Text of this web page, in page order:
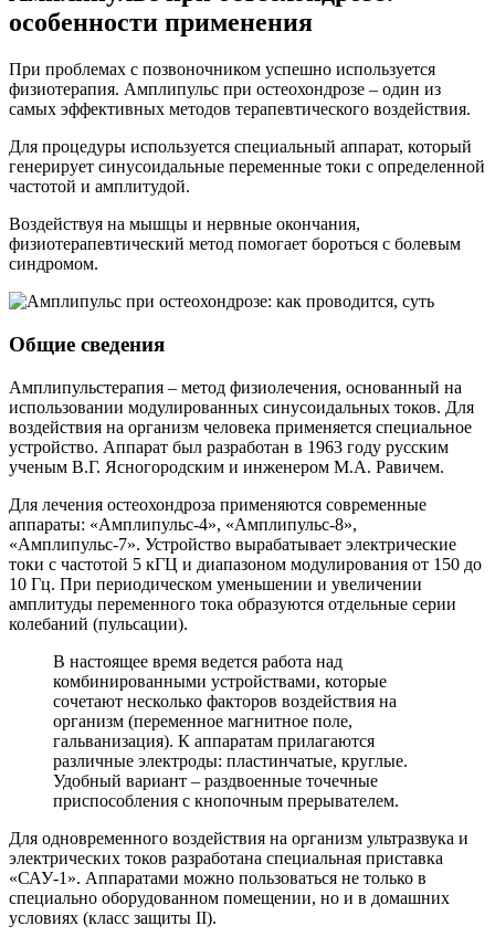
особенности применения
При проблемах с позвоночником успешно используется
физиотерапия. Амплипульс при остеохондрозе – один из
самых эффективных методов терапевтического воздействия.
Для процедуры используется специальный аппарат, который
генерирует синусоидальные переменные токи с определенной
частотой и амплитудой.
Воздействуя на мышцы и нервные окончания,
физиотерапевтический метод помогает бороться с болевым
синдромом.
Общие сведения
Амплипульстерапия – метод физиолечения, основанный на
использовании модулированных синусоидальных токов. Для
воздействия на организм человека применяется специальное
устройство. Аппарат был разработан в 1963 году русским
ученым В.Г. Ясногородским и инженером М.А. Равичем.
Для лечения остеохондроза применяются современные
аппараты: «Амплипульс-4», «Амплипульс-8»,
«Амплипульс-7». Устройство вырабатывает электрические
токи с частотой 5 кГЦ и диапазоном модулирования от 150 до
10 Гц. При периодическом уменьшении и увеличении
амплитуды переменного тока образуются отдельные серии
колебаний (пульсации).
В настоящее время ведется работа над
комбинированными устройствами, которые
сочетают несколько факторов воздействия на
организм (переменное магнитное поле,
гальванизация). К аппаратам прилагаются
различные электроды: пластинчатые, круглые.
Удобный вариант – раздвоенные точечные
приспособления с кнопочным прерывателем.
Для одновременного воздействия на организм ультразвука и
электрических токов разработана специальная приставка
«САУ-1». Аппаратами можно пользоваться не только в
специально оборудованном помещении, но и в домашних
условиях (класс защиты II).